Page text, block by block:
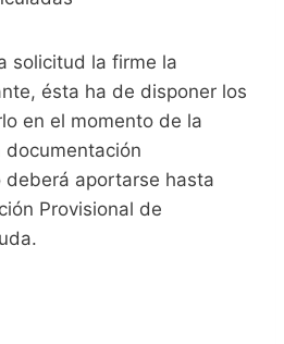
solicitud la firme la
ésta ha de disponer los
en el momento de la
documentación
deberá aportarse hasta
Provisional de